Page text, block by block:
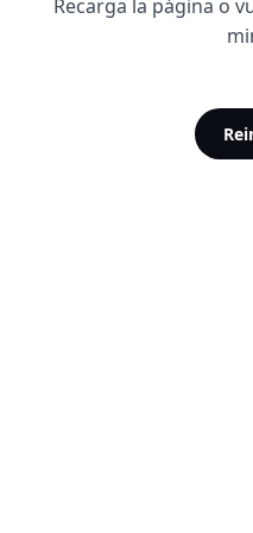
Recarga la página o